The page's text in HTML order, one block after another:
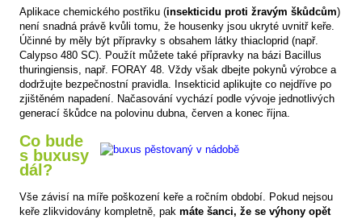
Aplikace chemického postřiku (insekticidu proti žravým škůdcům)
není snadná právě kvůli tomu, že housenky jsou ukryté uvnitř keře.
Účinné by měly být přípravky s obsahem látky thiacloprid (např.
Calypso 480 SC). Použít můžete také přípravky na bázi Bacillus
thuringiensis, např. FORAY 48. Vždy však dbejte pokynů výrobce a
dodržujte bezpečnostní pravidla. Insekticid aplikujte co nejdříve po
zjištěném napadení. Načasování vychází podle vývoje jednotlivých
generací škůdce na polovinu dubna, červen a konec října.
Co bude
s buxusy
dál?
Vše závisí na míře poškození keře a ročním období. Pokud nejsou
keře zlikvidovány kompletně, pak máte šanci, že se výhony opět